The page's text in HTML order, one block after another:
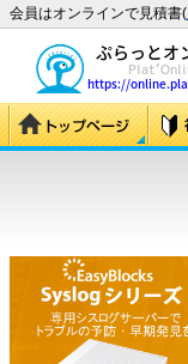
会員はオンラインで見積書(